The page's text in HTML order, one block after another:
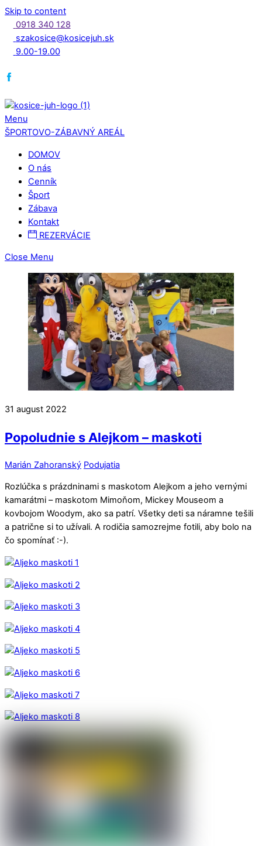
Skip to content
0918 340 128
szakosice@kosicejuh.sk
9.00-19.00
Menu
ŠPORTOVO-ZÁBAVNÝ AREÁL
DOMOV
O nás
Cenník
Šport
Zábava
Kontakt
REZERVÁCIE
Close Menu
31 august 2022
Popoludnie s Alejkom – maskoti
Marián Zahoranský Podujatia
Rozlúčka s prázdninami s maskotom Alejkom a jeho vernými
kamarátmi – maskotom Mimoňom, Mickey Mouseom a
kovbojom Woodym, ako sa patrí. Všetky deti sa náramne tešili
a patrične si to užívali. A rodičia samozrejme fotili, aby bolo na
čo spomínať :-).